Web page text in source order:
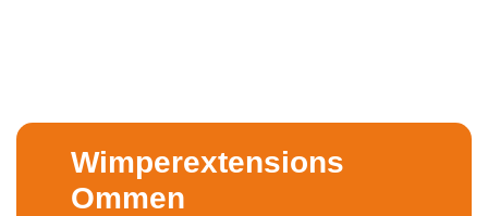
Wimperextensions
Ommen